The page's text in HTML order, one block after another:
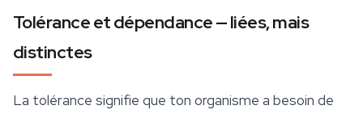
Tolérance et dépendance — liées, mais
distinctes
La tolérance signifie que ton organisme a besoin de